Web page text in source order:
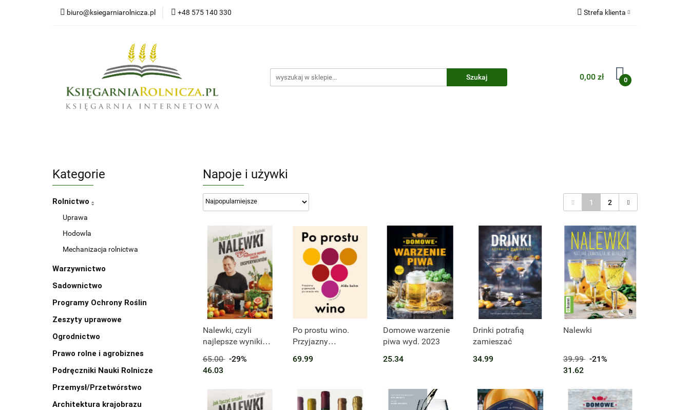
biuro@ksiegarniarolnicza.pl +48 575 140 330 Strefa klienta
Dodaj zgłoszenie
Zgody cookies
0,00 zł 0
Kategorie
Rolnictwo
Uprawa
Hodowla
Mechanizacja rolnictwa
Warzywnictwo
Sadownictwo
Programy Ochrony Roślin
Zeszyty uprawowe
Ogrodnictwo
Prawo rolne i agrobiznes
Podręczniki Nauki Rolnicze
Przemysł/Przetwórstwo
Architektura krajobrazu
Napoje i używki
1 2
Produkt niedostępny
Nalewki, czyli
najlepsze wyniki
eksperymentów. Jak
łączyć smaki
65.00
-29%
46.03
Produkt niedostępny
Po prostu wino.
Przyjazny
świecie win
69.99
Domowe warzenie
piwa wyd. 2023
25.34
Produkt niedostępny
Drinki potrafią
zamieszać
34.99
Nalewki
39.99
-21%
31.62